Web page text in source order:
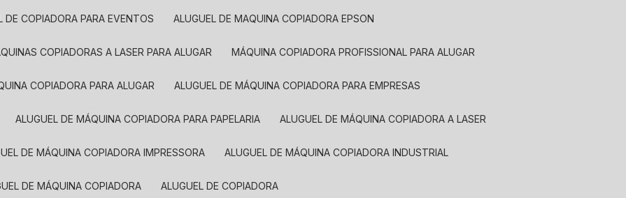
DE COPIADORA PARA EVENTOS ALUGUEL DE MAQUINA COPIADORA EPSON
COPIADORAS A LASER PARA ALUGAR MÁQUINA COPIADORA PROFISSIONAL PARA ALUGAR
COPIADORA PARA ALUGAR ALUGUEL DE MÁQUINA COPIADORA PARA EMPRESAS
ALUGUEL DE MÁQUINA COPIADORA PARA PAPELARIA ALUGUEL DE MÁQUINA COPIADORA A LASER
DE MÁQUINA COPIADORA IMPRESSORA ALUGUEL DE MÁQUINA COPIADORA INDUSTRIAL
DE MÁQUINA COPIADORA ALUGUEL DE COPIADORA